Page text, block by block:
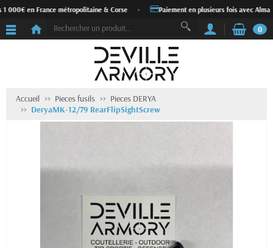
000€ en France métropolitaine & Corse Paiement en plusieurs fois avec Alma
0
Accueil Pieces fusils
Pieces DERYA
DeryaMK-12/79 RearFlipSightScrew